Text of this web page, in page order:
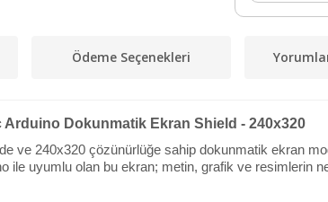
Ödeme Seçenekleri
Arduino Dokunmatik Ekran Shield - 240x320
ve 240x320 çözünürlüğe sahip dokunmatik ekran
ile uyumlu olan bu ekran; metin, grafik ve resimlerin